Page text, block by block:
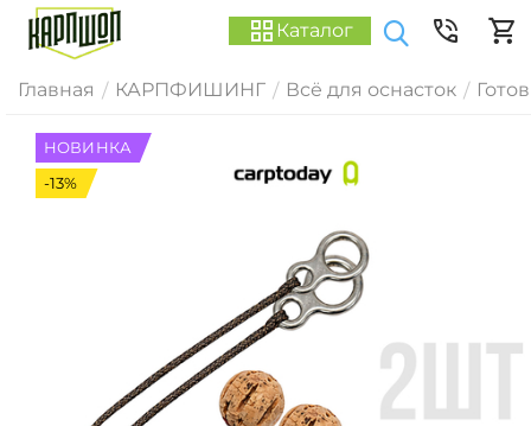
Каталог
Главная / КАРПФИШИНГ / Всё для оснасток /
НОВИНКА
-13%